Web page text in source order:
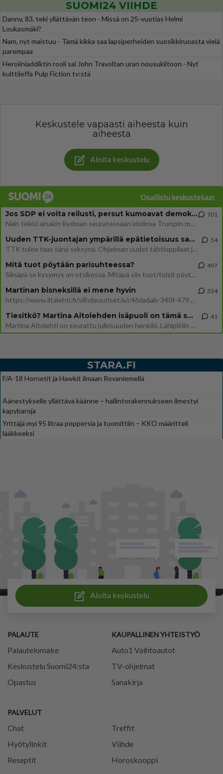
SUOMI24 VIIHDE
Danny, 83, teki yllättävän teon - Missä on 25-vuotias Helmi
Loukasmäki?
Nam, nyt maistuu - Tämä kikka saa lapsiperheiden suosikkiruoasta vielä
parempaa
Heroiiniaddiktin rooli sai John Travoltan uran nousukiitoon - Nyt
kulttileffa Pulp Fiction tv:stä
Keskustele vapaasti aiheesta kuin
aiheesta
Aloita keskustelu
Osallistu keskusteluun
Jos SDP ei voita reilusti, persut kumoavat demokratian Suomesta
Näin tekisi ainakin Rydman seuratessaan idolinsa Trumpin mallia https://www.is.fi/politiikka/art-2000012187244.html
701
Uuden TTK-juontajan ympärillä epätietoisuus sakenee - Nyt MTV hämmentää soppaa
TTK tulee taas tänä syksynä. Ohjelman uudet tähtioppilaat julkistetaan torstaina 6. elokuuta klo 14 alkavassa lehdistö
54
Mitä tuot pöytään parisuhteessa?
Siinäpä se kysymys on otsikossa. Mitäpä siis tuot/toisit pöytään parisuhteessa? Oletko mies vai nainen? Koetko sen mitä
497
Martinan bisneksillä ei mene hyvin
https://www.iltalehti.fi/viihdeuutiset/a/c46da6ab-340f-4790-aaa7-0865eed2336 Yrityksen konkurssihakemus on tullut kärä
334
Tiesitkö? Martina Aitolehden isäpuoli on tämä suosittu laulaja
Martina Aitolehti on seurattu julkisuuden henkilö. Lähipiiriin mahtuu muitakin tunnettuja henkilöitä. Tiesitkö, että Ma
41
STARA.FI
F/A-18 Hornetit ja Hawkit ilmaan Rovaniemellä
Äänestykselle yllättävä käänne – hallintorakennukseen ilmestyi
kapybaroja
Yrittäjä myi 95 litraa poppersia ja tuomittiin – KKO määritteli
lääkkeeksi
Aloita keskustelu
PALAUTE
Palautelomake
Keskustelu Suomi24:sta
Opastus
PALVELUT
Chat
Treffit
Hyötylinkit
Viihde
Reseptit
Horoskooppi
KAUPALLINEN YHTEISTYÖ
Auto1 Vaihtoautot
TV-ohjelmat
Sanakirja